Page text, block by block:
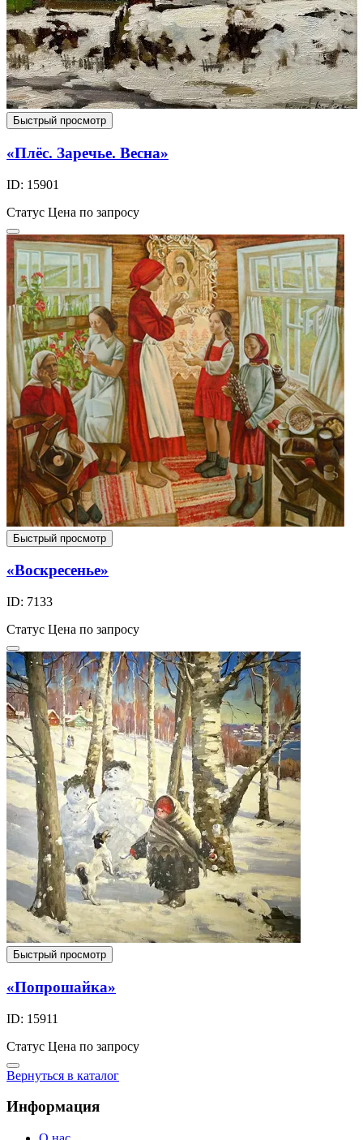
Быстрый просмотр
«Плёс. Заречье. Весна»
ID: 15901
Статус Цена по запросу
Быстрый просмотр
«Воскресенье»
ID: 7133
Статус Цена по запросу
Быстрый просмотр
«Попрошайка»
ID: 15911
Статус Цена по запросу
Вернуться в каталог
Информация